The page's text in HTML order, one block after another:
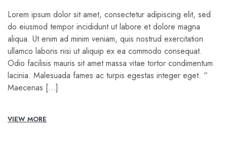
Lorem ipsum dolor sit amet, consectetur adipiscing elit, sed
do eiusmod tempor incididunt ut labore et dolore magna
aliqua. Ut enim ad minim veniam, quis nostrud exercitation
ullamco laboris nisi ut aliquip ex ea commodo consequat.
Odio facilisis mauris sit amet massa vitae tortor condimentum
lacinia. Malesuada fames ac turpis egestas integer eget. “
Maecenas […]
VIEW MORE